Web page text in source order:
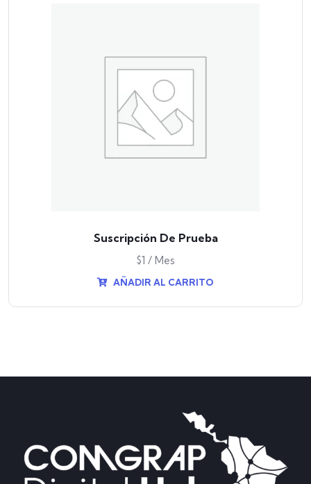
Suscripción De Prueba
$1 / Mes
AÑADIR AL CARRITO